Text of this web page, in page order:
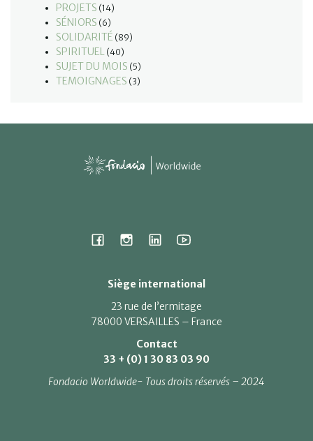
PROJETS (14)
SÉNIORS (6)
SOLIDARITÉ (89)
SPIRITUEL (40)
SUJET DU MOIS (5)
TEMOIGNAGES (3)
Siège international
23 rue de l’ermitage
78000 VERSAILLES – France
Contact
33 + (0) 1 30 83 03 90
Fondacio Worldwide- Tous droits réservés – 2024